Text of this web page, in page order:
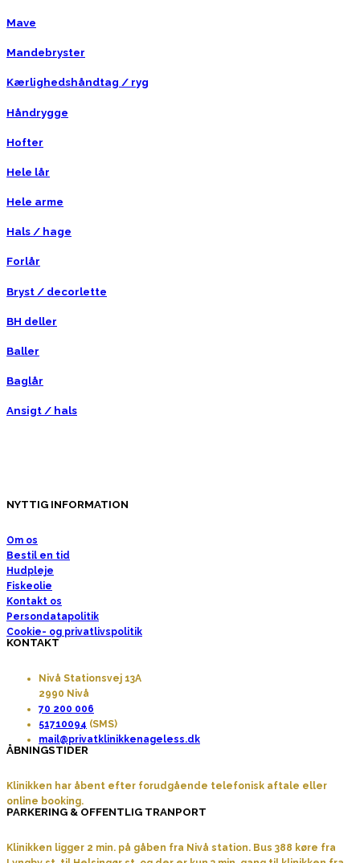
Mave
Mandebryster
Kærlighedshåndtag / ryg
Håndrygge
Hofter
Hele lår
Hele arme
Hals / hage
Forlår
Bryst / decorlette
BH deller
Baller
Baglår
Ansigt / hals
NYTTIG INFORMATION
Om os
Bestil en tid
Hudpleje
Fiskeolie
Kontakt os
Persondatapolitik
Cookie- og privatlivspolitik
KONTAKT
Nivå Stationsvej 13A
2990 Nivå
70 200 006
51710094 (SMS)
mail@privatklinikkenageless.dk
ÅBNINGSTIDER
Klinikken har åbent efter forudgående telefonisk aftale eller
online booking.
PARKERING & OFFENTLIG TRANPORT
Klinikken ligger 2 min. på gåben fra Nivå station. Bus 388 køre fra